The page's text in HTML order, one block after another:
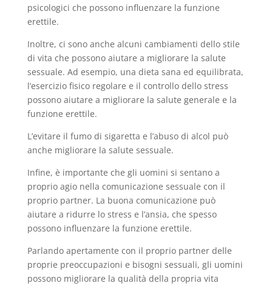
psicologici che possono influenzare la funzione
erettile.
Inoltre, ci sono anche alcuni cambiamenti dello stile
di vita che possono aiutare a migliorare la salute
sessuale. Ad esempio, una dieta sana ed equilibrata,
l’esercizio fisico regolare e il controllo dello stress
possono aiutare a migliorare la salute generale e la
funzione erettile.
L’evitare il fumo di sigaretta e l’abuso di alcol può
anche migliorare la salute sessuale.
Infine, è importante che gli uomini si sentano a
proprio agio nella comunicazione sessuale con il
proprio partner. La buona comunicazione può
aiutare a ridurre lo stress e l’ansia, che spesso
possono influenzare la funzione erettile.
Parlando apertamente con il proprio partner delle
proprie preoccupazioni e bisogni sessuali, gli uomini
possono migliorare la qualità della propria vita